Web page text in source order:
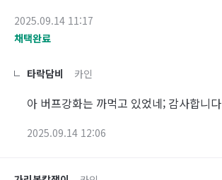
2025.09.14 11:17
채택완료
타락담비 카인
아 버프강화는 까먹고 있었네; 감사합니다
2025.09.14 12:06